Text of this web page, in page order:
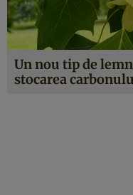
Un nou tip de
stocarea